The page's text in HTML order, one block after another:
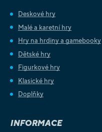
Deskové hry
Malé a karetní hry
Hry na hrdiny a gamebooky
Dětské hry
Figurkové hry
Klasické hry
Doplňky
INFORMACE